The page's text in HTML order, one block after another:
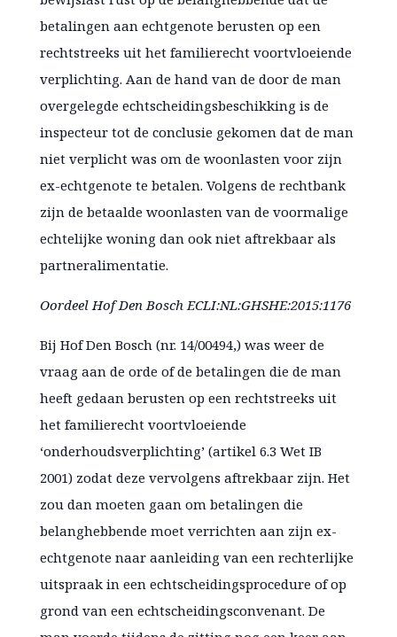
betalingen aan echtgenote berusten op een
rechtstreeks uit het familierecht voortvloeiende
verplichting. Aan de hand van de door de man
overgelegde echtscheidingsbeschikking is de
inspecteur tot de conclusie gekomen dat de man
niet verplicht was om de woonlasten voor zijn
ex-echtgenote te betalen. Volgens de rechtbank
zijn de betaalde woonlasten van de voormalige
echtelijke woning dan ook niet aftrekbaar als
partneralimentatie.
Oordeel Hof Den Bosch ECLI:NL:GHSHE:2015:1176
Bij Hof Den Bosch (nr. 14/00494,) was weer de
vraag aan de orde of de betalingen die de man
heeft gedaan berusten op een rechtstreeks uit
het familierecht voortvloeiende
‘onderhoudsverplichting’ (artikel 6.3 Wet IB
2001) zodat deze vervolgens aftrekbaar zijn. Het
zou dan moeten gaan om betalingen die
belanghebbende moet verrichten aan zijn ex-
echtgenote naar aanleiding van een rechterlijke
uitspraak in een echtscheidingsprocedure of op
grond van een echtscheidingsconvenant. De